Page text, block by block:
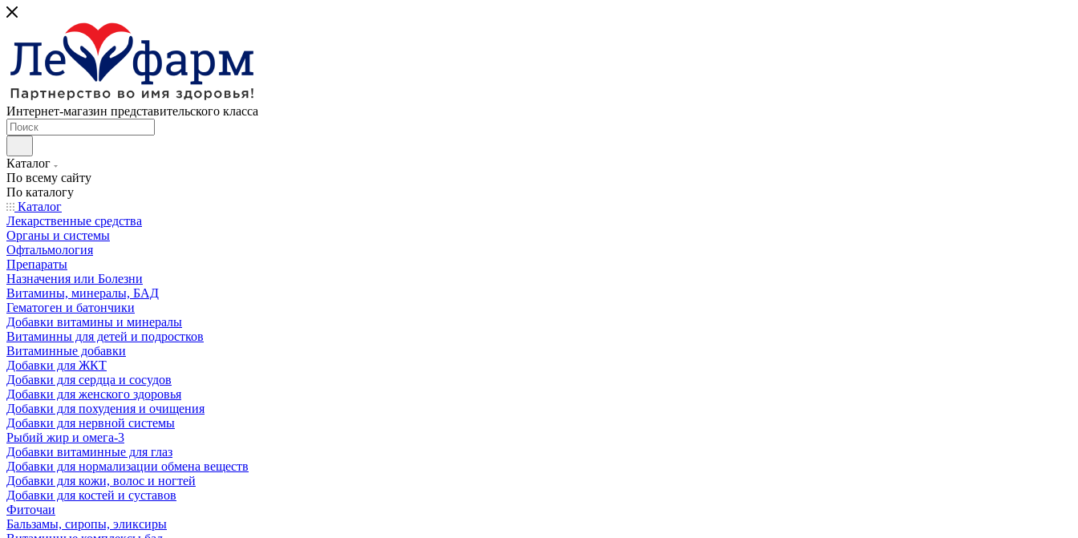
Интернет-магазин представительского класса
Каталог
По всему сайту
По каталогу
Каталог
Лекарственные средства
Органы и системы
Офтальмология
Препараты
Назначения или Болезни
Витамины, минералы, БАД
Гематоген и батончики
Добавки витамины и минералы
Витаминны для детей и подростков
Витаминные добавки
Добавки для ЖКТ
Добавки для сердца и сосудов
Добавки для женского здоровья
Добавки для похудения и очищения
Добавки для нервной системы
Рыбий жир и омега-3
Добавки витаминные для глаз
Добавки для нормализации обмена веществ
Добавки для кожи, волос и ногтей
Добавки для костей и суставов
Фиточаи
Бальзамы, сиропы, эликсиры